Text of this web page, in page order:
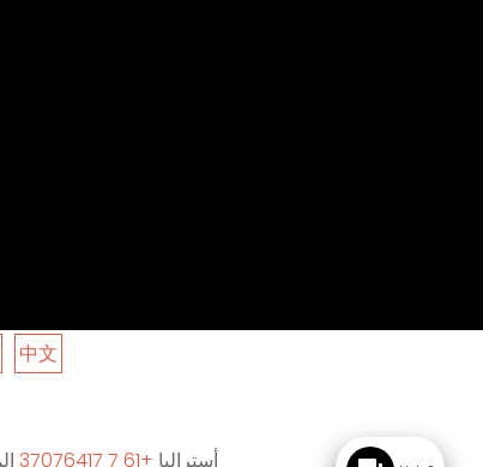
中文
أستراليا +61 7 37076417